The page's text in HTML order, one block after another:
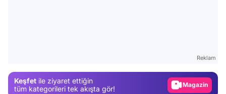
Reklam
Keşfet ile ziyaret ettiğin
tüm kategorileri tek akışta gör!
Magazin